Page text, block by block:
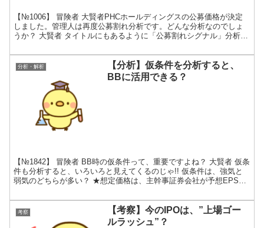
【№1006】 冒険者 大賢者PHCホールディングスの公募価格が決定
しました。管理人は再度公募割れ分析です。どんな分析なのでしょ
うか？ 大賢者 タイトルにもあるように「公募割れシグナル」分析な
分析・解析
【分析】仮条件を分析すると、
BBに活用できる？
【№1842】 冒険者 BB時の仮条件って、重要ですよね？ 大賢者 仮条
件も分析すると、いろいろと見えてくるのじゃ!! 仮条件は、強気と
弱気のどちらが多い？ ★想定価格は、主幹事証券会社が予想EPSと
考察
【考察】今のIPOは、”上場ゴー
ルラッシュ”？